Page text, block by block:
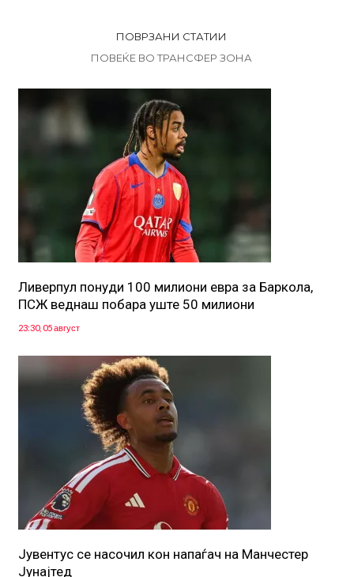
ПОВРЗАНИ СТАТИИ
ПОВЕЌЕ ВО ТРАНСФЕР ЗОНА
Ливерпул понуди 100 милиони евра за Баркола,
ПСЖ веднаш побара уште 50 милиони
23:30, 05 август
Јувентус се насочил кон напаѓач на Манчестер
Јунајтед